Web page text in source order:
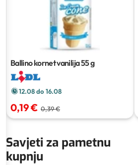
Ballino kornet vanilija55 g
12.08 do 16.08
0,19 € 0,39 €
Savjeti za pametnu
kupnju